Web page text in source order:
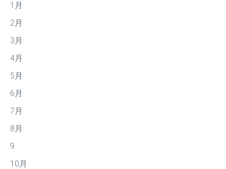
1月
2月
3月
4月
5月
6月
7月
8月
9
10月